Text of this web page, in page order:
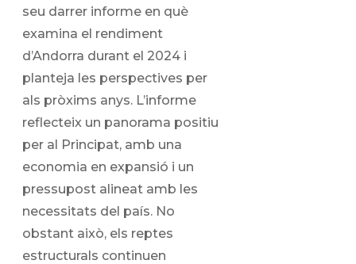
seu darrer informe en què
examina el rendiment
d’Andorra durant el 2024 i
planteja les perspectives per
als pròxims anys. L’informe
reflecteix un panorama positiu
per al Principat, amb una
economia en expansió i un
pressupost alineat amb les
necessitats del país. No
obstant això, els reptes
estructurals continuen